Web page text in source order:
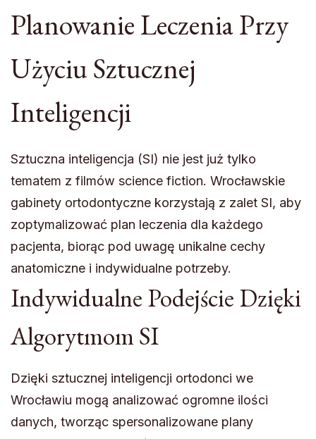
Planowanie Leczenia Przy
Użyciu Sztucznej
Inteligencji
Sztuczna inteligencja (SI) nie jest już tylko
tematem z filmów science fiction. Wrocławskie
gabinety ortodontyczne korzystają z zalet SI, aby
zoptymalizować plan leczenia dla każdego
pacjenta, biorąc pod uwagę unikalne cechy
anatomiczne i indywidualne potrzeby.
Indywidualne Podejście Dzięki
Algorytmom SI
Dzięki sztucznej inteligencji ortodonci we
Wrocławiu mogą analizować ogromne ilości
danych, tworząc spersonalizowane plany